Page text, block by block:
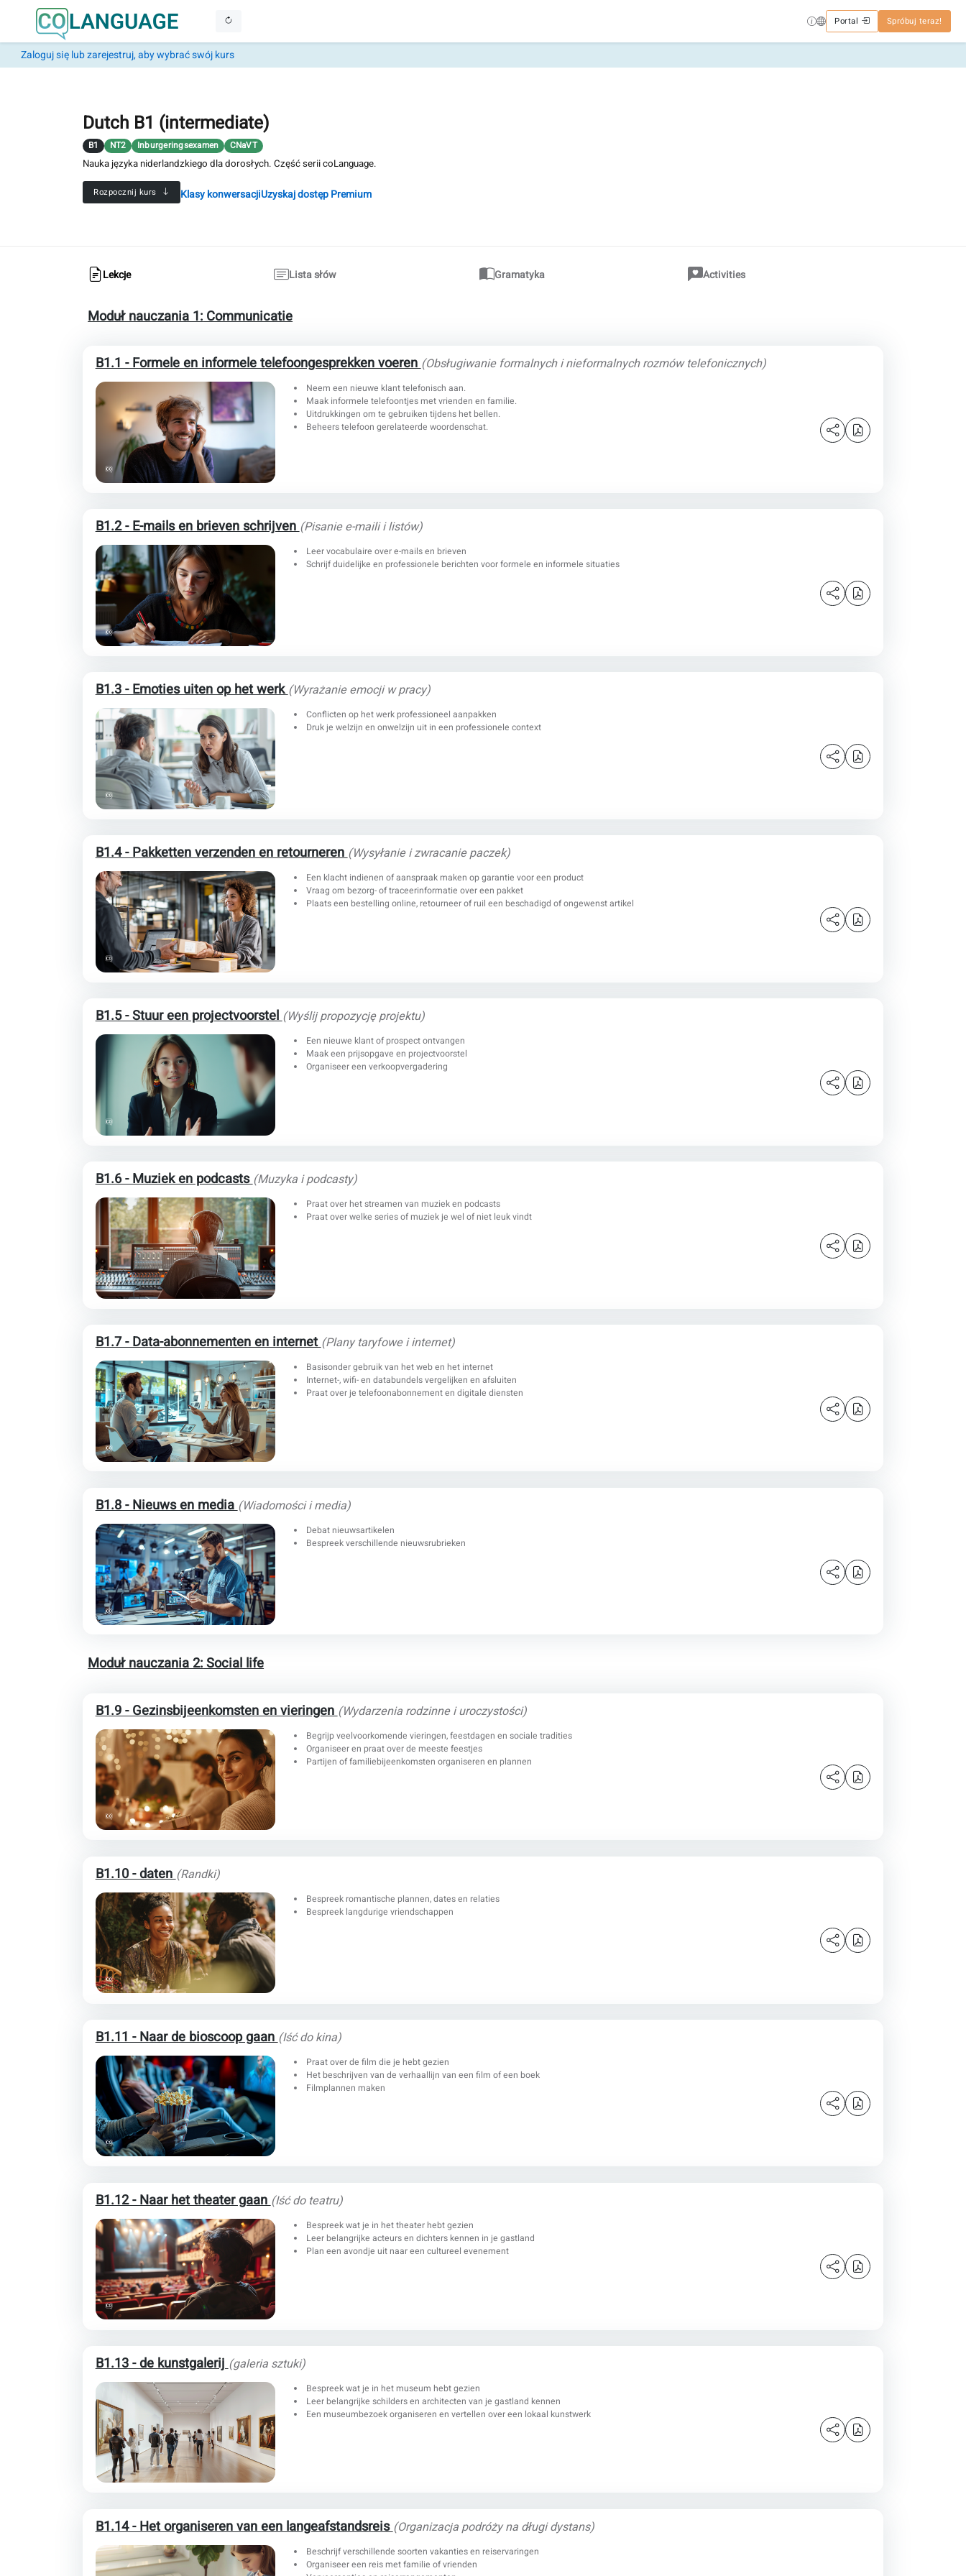
Portal Spróbuj teraz!
Zaloguj się lub zarejestruj, aby wybrać swój kurs
Dutch B1 (intermediate)
B1 NT2 Inburgeringsexamen CNaVT
Nauka języka niderlandzkiego dla dorosłych. Część serii coLanguage.
Rozpocznij kurs Klasy konwersacjiUzyskaj dostęp Premium
Lekcje Lista słów Gramatyka Activities
Moduł nauczania 1:Communicatie
B1.1 - Formele en informele telefoongesprekken voeren(Obsługiwanie formalnych i nieformalnych rozmów telefonicznych)
Neem een nieuwe klant telefonisch aan.
Maak informele telefoontjes met vrienden en familie.
Uitdrukkingen om te gebruiken tijdens het bellen.
Beheers telefoon gerelateerde woordenschat.
B1.2 - E-mails en brieven schrijven(Pisanie e-maili i listów)
Leer vocabulaire over e-mails en brieven
Schrijf duidelijke en professionele berichten voor formele en informele situaties
B1.3 - Emoties uiten op het werk(Wyrażanie emocji w pracy)
Conflicten op het werk professioneel aanpakken
Druk je welzijn en onwelzijn uit in een professionele context
B1.4 - Pakketten verzenden en retourneren(Wysyłanie i zwracanie paczek)
Een klacht indienen of aanspraak maken op garantie voor een product
Vraag om bezorg- of traceerinformatie over een pakket
Plaats een bestelling online, retourneer of ruil een beschadigd of ongewenst artikel
B1.5 - Stuur een projectvoorstel(Wyślij propozycję projektu)
Een nieuwe klant of prospect ontvangen
Maak een prijsopgave en projectvoorstel
Organiseer een verkoopvergadering
B1.6 - Muziek en podcasts(Muzyka i podcasty)
Praat over het streamen van muziek en podcasts
Praat over welke series of muziek je wel of niet leuk vindt
B1.7 - Data-abonnementen en internet(Plany taryfowe i internet)
Basisonder gebruik van het web en het internet
Internet-, wifi- en databundels vergelijken en afsluiten
Praat over je telefoonabonnement en digitale diensten
B1.8 - Nieuws en media(Wiadomości i media)
Debat nieuwsartikelen
Bespreek verschillende nieuwsrubrieken
Moduł nauczania 2:Social life
B1.9 - Gezinsbijeenkomsten en vieringen(Wydarzenia rodzinne i uroczystości)
Begrijp veelvoorkomende vieringen, feestdagen en sociale tradities
Organiseer en praat over de meeste feestjes
Partijen of familiebijeenkomsten organiseren en plannen
B1.10 - daten(Randki)
Bespreek romantische plannen, dates en relaties
Bespreek langdurige vriendschappen
B1.11 - Naar de bioscoop gaan(Iść do kina)
Praat over de film die je hebt gezien
Het beschrijven van de verhaallijn van een film of een boek
Filmplannen maken
B1.12 - Naar het theater gaan(Iść do teatru)
Bespreek wat je in het theater hebt gezien
Leer belangrijke acteurs en dichters kennen in je gastland
Plan een avondje uit naar een cultureel evenement
B1.13 - de kunstgalerij(galeria sztuki)
Bespreek wat je in het museum hebt gezien
Leer belangrijke schilders en architecten van je gastland kennen
Een museumbezoek organiseren en vertellen over een lokaal kunstwerk
B1.14 - Het organiseren van een langeafstandsreis(Organizacja podróży na długi dystans)
Beschrijf verschillende soorten vakanties en reiservaringen
Organiseer een reis met familie of vrienden